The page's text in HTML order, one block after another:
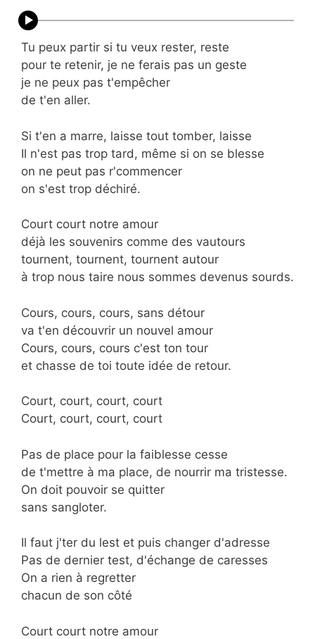
Tu peux partir si tu veux rester, reste
pour te retenir, je ne ferais pas un geste
je ne peux pas t'empêcher
de t'en aller.
Si t'en a marre, laisse tout tomber, laisse
Il n'est pas trop tard, même si on se blesse
on ne peut pas r'commencer
on s'est trop déchiré.
Court court notre amour
déjà les souvenirs comme des vautours
tournent, tournent, tournent autour
à trop nous taire nous sommes devenus sourds.
Cours, cours, cours, sans détour
va t'en découvrir un nouvel amour
Cours, cours, cours c'est ton tour
et chasse de toi toute idée de retour.
Court, court, court, court
Court, court, court, court
Pas de place pour la faiblesse cesse
de t'mettre à ma place, de nourrir ma tristesse.
On doit pouvoir se quitter
sans sangloter.
Il faut j'ter du lest et puis changer d'adresse
Pas de dernier test, d'échange de caresses
On a rien à regretter
chacun de son côté
Court court notre amour